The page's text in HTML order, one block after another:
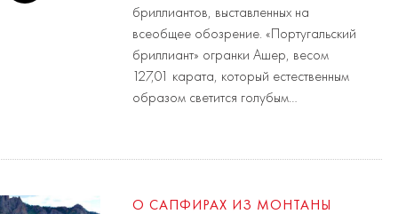
бриллиантов, выставленных на
всеобщее обозрение. «Португальский
бриллиант» огранки Ашер, весом
127,01 карата, который естественным
образом светится голубым…
О САПФИРАХ ИЗ МОНТАНЫ